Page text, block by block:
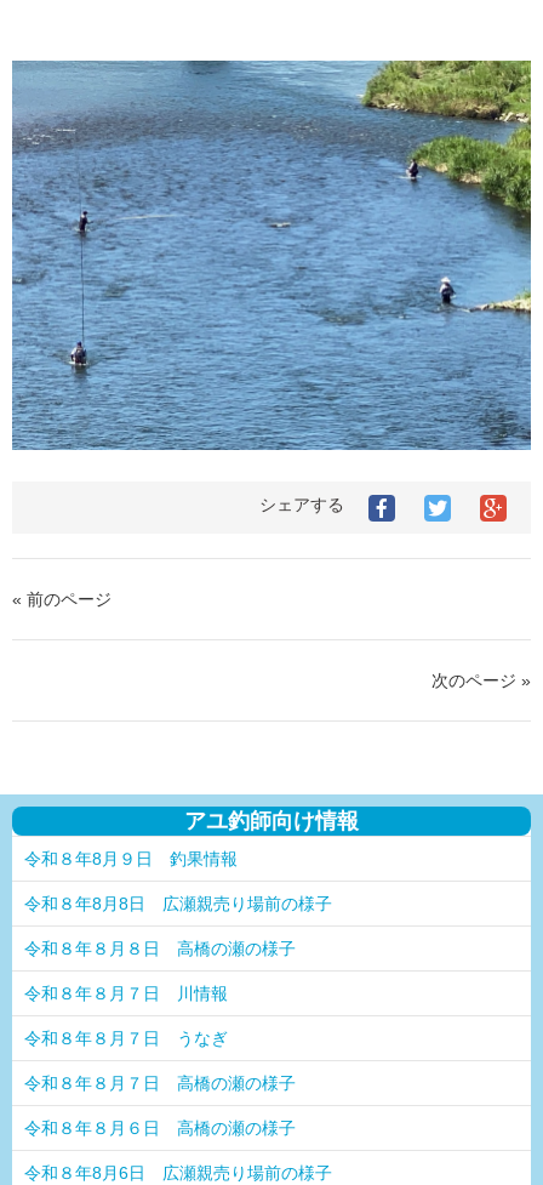
シェアする
« 前のページ
次のページ »
アユ釣師向け情報
令和８年8月９日 釣果情報
令和８年8月8日 広瀬親売り場前の様子
令和８年８月８日 高橋の瀬の様子
令和８年８月７日 川情報
令和８年８月７日 うなぎ
令和８年８月７日 高橋の瀬の様子
令和８年８月６日 高橋の瀬の様子
令和８年8月6日 広瀬親売り場前の様子